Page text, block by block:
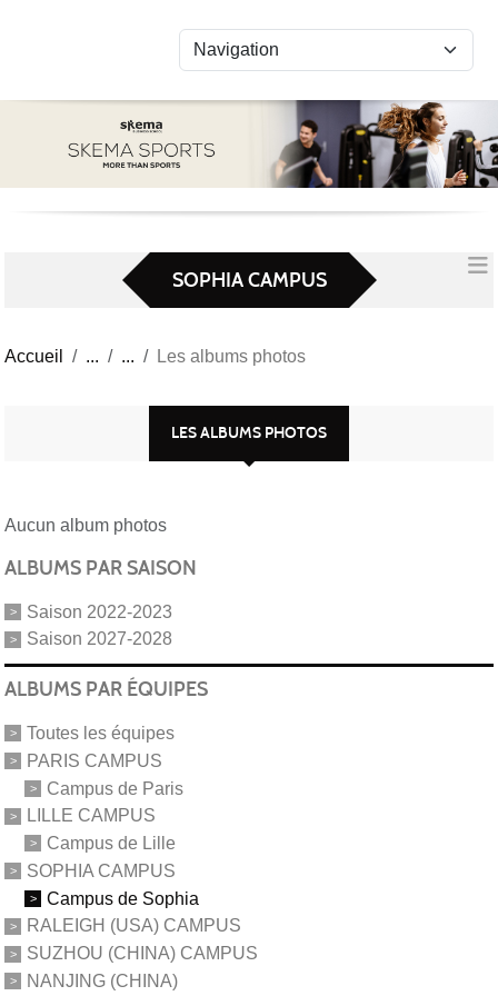
SOPHIA CAMPUS
Accueil Les albums photos
LES ALBUMS PHOTOS
Aucun album photos
ALBUMS PAR SAISON
Saison 2022-2023
Saison 2027-2028
ALBUMS PAR ÉQUIPES
Toutes les équipes
PARIS CAMPUS
Campus de Paris
LILLE CAMPUS
Campus de Lille
SOPHIA CAMPUS
Campus de Sophia
RALEIGH (USA) CAMPUS
SUZHOU (CHINA) CAMPUS
NANJING (CHINA)